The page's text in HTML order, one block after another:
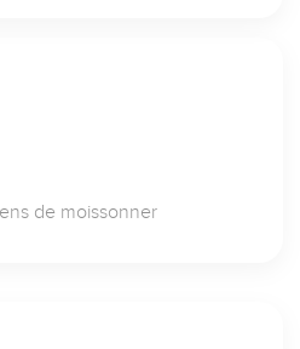
de moissonner